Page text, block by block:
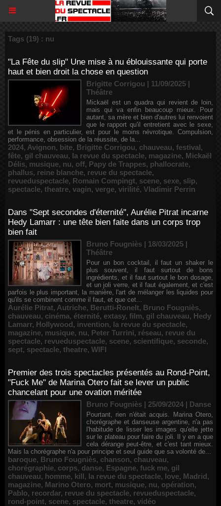
Tags (19) : nu
"La Fête du slip" Une mise à nu éblouissante qui porte
haut et bien droit la chose en question
Brigitte Corrigou | 11/09/2025 |
Théâtre
Mickaël est un quadra qui revient de loin,
mais qui va enfin beaucoup mieux. Pour
autant, sa mère et bien d'autres lui renvoient
que le rapport qu'il entretient avec le sexe,
et le pénis en particulier, est pour le moins névrotique. Compulsion,
performance, obsession de la réussite, de la...
2024, Avignon, bite, Brigitte Corrigou, chauveau, festival,
fête, gil chauveau, la revue du spectacle, magazine, Mickaël
Délis, musique, nu, off, Papy de Trappes, phallocrate,
phallus, reine blanche, revue du spectacle,
revueduspectacle, Romain Compingt, scene, sexe, slip,
spectacle, theatre, vagin, verge, virilité, Vladimir Perrin
Dans "Sept secondes d'éternité", Aurélie Pitrat incarne
Hedy Lamarr : une tête bien faite dans un corps trop
bien fait
Bruno Fougniès | 18/03/2025 |
Théâtre
Pour un bon cocktail, il faut un shaker le
plus souvent, il faut surtout de bons
ingrédients, et il faut surtout le bon dosage,
et un joli verre, et il faut également, et c'est
parfois le plus important, la manière, l'art de mélanger les liquides pour
qu'ils se combinent comme il faut, et que cet...
Aurélie Pitrat, Autriche, Berutti-Ronelt, Bruno Fougniès,
chauveau, cinéma, éternité, extasy, film, gil chauveau, Hedy
Lamarr, Hollywood, invention, la revue du spectacle,
magazine, musique, nu, Peter Turrini, réseau, revue du
spectacle, revueduspectacle, scene, scientifique, seconde,
sept, spectacle, theatre, WIFI
Premier des trois spectacles présentés au Rond-Point,
"Fuck Me" de Marina Otero fait se lever un public
chancelant pour une ovation méritée
Bruno Fougniès | 25/09/2024 | Danse
Pourtant, rien n'était acquis. Marina Otero,
chorégraphe et danseuse argentine, n'a pas
l'habitude de lisser les images qu'elle jette
sur le plateau pour faire du joli. Il y en a que
cela dérange peut-être, et c'est tant mieux.
Mais la chorégraphe n'a pour principe et seul guide que sa volonté de...
baroque, Bruno Fougniès, chanson, chauveau,
chorégraphie, corps, danse, Espagne, fuck me, gil
chauveau, homme, kill, la revue du spectacle, love, Madrid,
magazine, Marino Otero, mort, musique, nu, opération,
Pablo, recordar, revue du spectacle, revueduspectacle,
rond-point, scene, spectacle, theatre, vidéo